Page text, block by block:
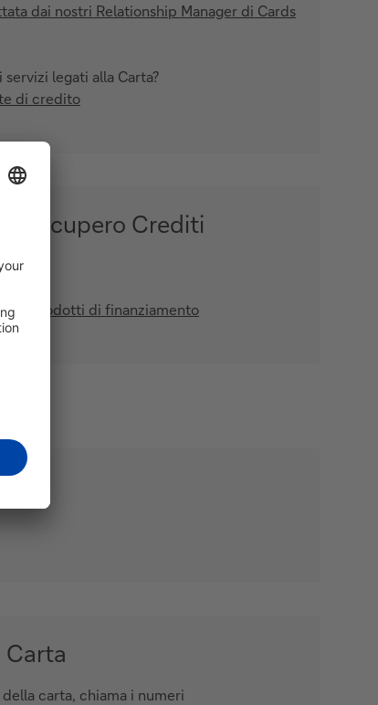
dai nostri Relationship Manager di Cards
legati alla Carta?
di credito
Recupero Crediti
prodotti di finanziamento
Carta
carta, chiama i numeri